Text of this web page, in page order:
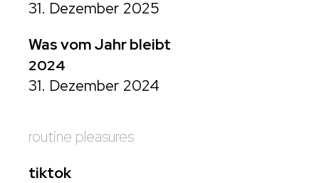
31. Dezember 2025
Was vom Jahr bleibt
2024
31. Dezember 2024
routine pleasures
tiktok